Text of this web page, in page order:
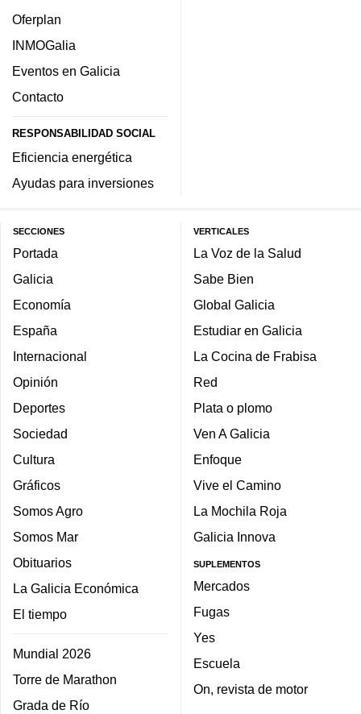
Oferplan
INMOGalia
Eventos en Galicia
Contacto
RESPONSABILIDAD SOCIAL
Eficiencia energética
Ayudas para inversiones
SECCIONES
Portada
Galicia
Economía
España
Internacional
Opinión
Deportes
Sociedad
Cultura
Gráficos
Somos Agro
Somos Mar
Obituarios
La Galicia Económica
El tiempo
Mundial 2026
Torre de Marathon
Grada de Río
VERTICALES
La Voz de la Salud
Sabe Bien
Global Galicia
Estudiar en Galicia
La Cocina de Frabisa
Red
Plata o plomo
Ven A Galicia
Enfoque
Vive el Camino
La Mochila Roja
Galicia Innova
SUPLEMENTOS
Mercados
Fugas
Yes
Escuela
On, revista de motor